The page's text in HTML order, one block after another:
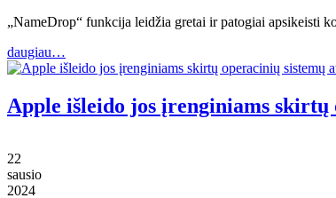
„NameDrop“ funkcija leidžia gretai ir patogiai apsikeisti
daugiau…
Apple išleido jos įrenginiams
22
sausio
2024